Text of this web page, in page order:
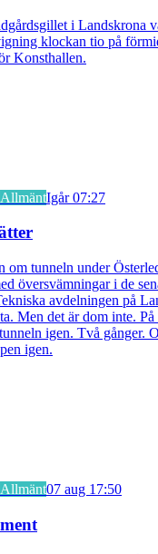
i Landskrona
klockan tio på
Konsthallen.
AllmäntIgår 07:27
tunneln under
översvämningar i de
avdelningen på
Men det är dom inte.
igen. Två gånger.
igen.
Allmänt07 aug 17:50